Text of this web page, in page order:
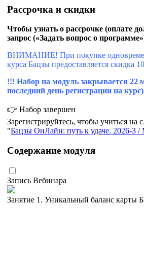
Рассрочка и скидки
Чтобы узнать о рассрочке (оплате
запрос («Задать вопрос о
ВНИМАНИЕ! При покупке
курса Бацзы предоставляется скидка
!!! Набор на модуль закрывается 22
последний день регистрации на
👉 Набор завершен
Зарегистрируйтесь, чтобы учиться на
Бацзы ОнЛайн: путь к удаче. 2026-3 /
Содержание модуля
Запись Вебинара
Занятие 1. Уникальный баланс карты